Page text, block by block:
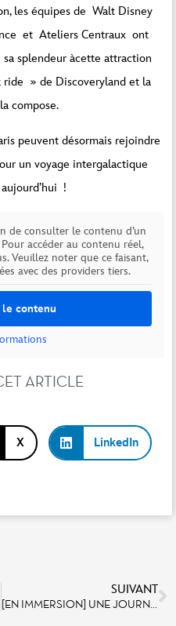
les équipes de Walt Disney
et Ateliers Centraux ont
splendeur àcette attraction
» de Discoveryland et la
compose.
peuvent désormais rejoindre
un voyage intergalactique
!
de consulter le contenu d’un
Pour accéder au contenu réel,
Veuillez noter que ce faisant,
avec des providers tiers.
contenu
ARTICLE
X LinkedIn
SUIVANT
[EN IMMERSION] UNE JOURNÉE AVEC LES ÉQUIPES DE DISNEY PERFORMING ARTS